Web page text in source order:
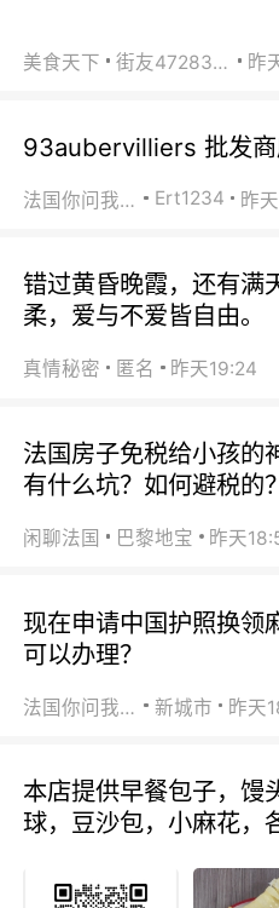
美食天下 街友472838572 昨
93aubervilliers 批发商
法国你问我答 Ert1234 昨
错过黄昏晚霞，还有满
柔，爱与不爱皆自由。
真情秘密 匿名 昨天19:24
法国房子免税给小孩的
有什么坑？如何避税的？
闲聊法国 巴黎地宝 昨天
现在申请中国护照换领
可以办理？
法国你问我答 新城市 昨天
本店提供早餐包子，馒
球，豆沙包，小麻花，